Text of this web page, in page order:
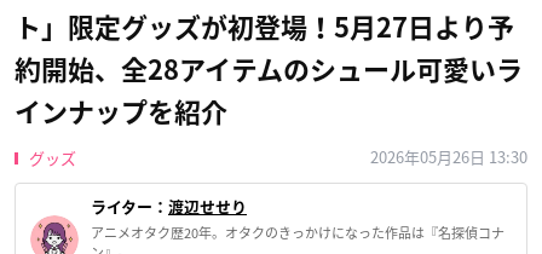
ト」限定グッズが初登場！5月27日より予
約開始、全28アイテムのシュール可愛いラ
インナップを紹介
グッズ 2026年05月26日 13:30
ライター： 渡辺せせり
アニメオタク歴20年。オタクのきっかけになった作品は『名探偵コナ